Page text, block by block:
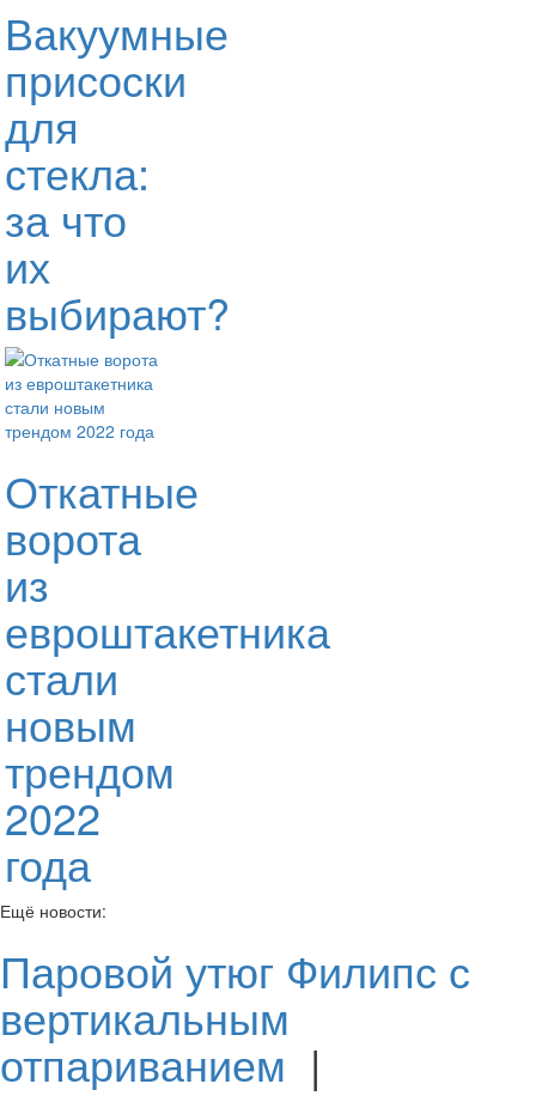
Вакуумные
присоски
для
стекла:
за что
их
выбирают?
Откатные
ворота
из
евроштакетника
стали
новым
трендом
2022
года
Ещё новости:
Паровой утюг Филипс с
вертикальным
отпариванием |